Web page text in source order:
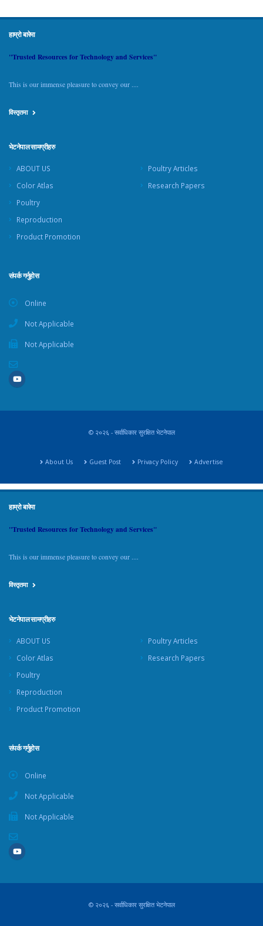
हाम्रो बारेमा
"Trusted Resources for Technology and Services"
This is our immense pleasure to convey our ....
विस्तृतमा
भेटनेपाल सामग्रीहरु
ABOUT US
Color Atlas
Poultry
Reproduction
Product Promotion
Poultry Articles
Research Papers
संपर्क गर्नुहोस
Online
Not Applicable
Not Applicable
© २०२६ - सर्वाधिकार सुरक्षित भेटनेपाल
About Us Guest Post Privacy Policy Advertise
हाम्रो बारेमा
"Trusted Resources for Technology and Services"
This is our immense pleasure to convey our ....
विस्तृतमा
भेटनेपाल सामग्रीहरु
ABOUT US
Color Atlas
Poultry
Reproduction
Product Promotion
Poultry Articles
Research Papers
संपर्क गर्नुहोस
Online
Not Applicable
Not Applicable
© २०२६ - सर्वाधिकार सुरक्षित भेटनेपाल